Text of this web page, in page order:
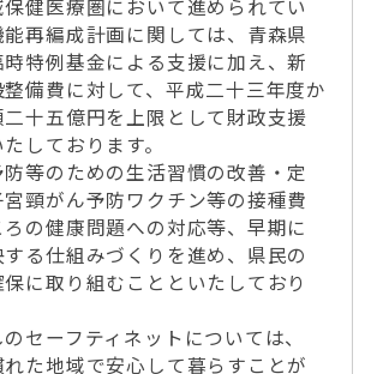
健医療圏において進められてい
再編成計画に関しては、青森県
特例基金による支援に加え、新
備費に対して、平成二十三年度か
十五億円を上限として財政支援
しております。
等のための生活習慣の改善・定
頸がん予防ワクチン等の接種費
の健康問題への対応等、早期に
る仕組みづくりを進め、県民の
に取り組むことといたしており
セーフティネットについては、
た地域で安心して暮らすことが